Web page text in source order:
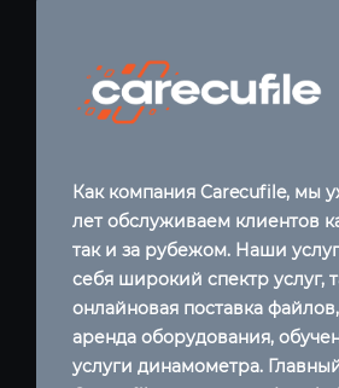
Как компания Carecufile, мы
лет обслуживаем клиентов
так и за рубежом. Наши
себя широкий спектр услуг,
онлайновая поставка
аренда оборудования,
услуги динамометра.